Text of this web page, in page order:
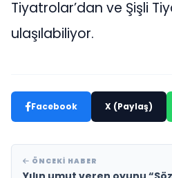
Tiyatrolar’dan ve Şişli
ulaşılabiliyor.
Facebook X (Paylaş)
ÖNCEKI HABER